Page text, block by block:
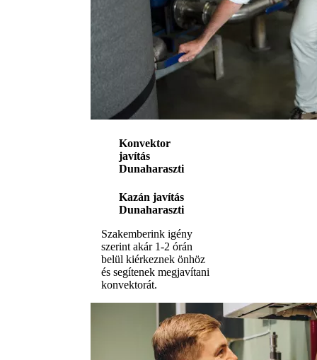
Konvektor
javítás
Dunaharaszti
Kazán javítás
Dunaharaszti
Szakemberink igény
szerint akár 1-2 órán
belül kiérkeznek önhöz
és segítenek megjavítani
konvektorát.